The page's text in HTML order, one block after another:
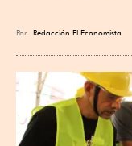
Por Redacción El Economista